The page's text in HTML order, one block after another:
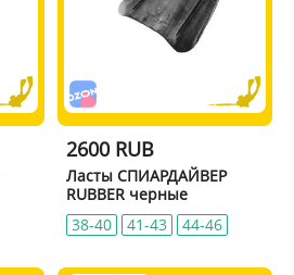
2600 RUB
Ласты СПИАРДАЙВЕР
RUBBER черные
38-40
41-43 44-46